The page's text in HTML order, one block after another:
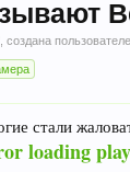
создана
стали
loading